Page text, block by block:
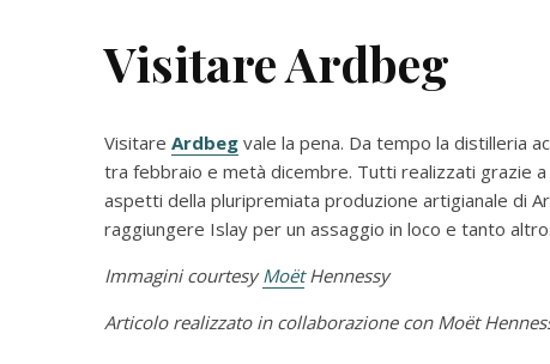
Visitare Ardbeg
Visitare Ardbeg vale la pena. Da tempo la distilleria
tra febbraio e metà dicembre. Tutti realizzati grazie
aspetti della pluripremiata produzione artigianale di
raggiungere Islay per un assaggio in loco e tanto altro.
Immagini courtesyMoëtHennessy
Articolo realizzato in collaborazione con Moët